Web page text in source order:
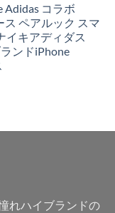
Adidas コラボ
ペアルック スマ
イキアディダス
ンドiPhone
れハイブランドの